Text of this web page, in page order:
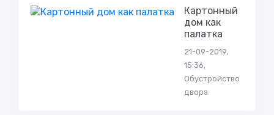
Картонный
дом как
палатка
21-09-2019,
15:36,
Обустройство
двора